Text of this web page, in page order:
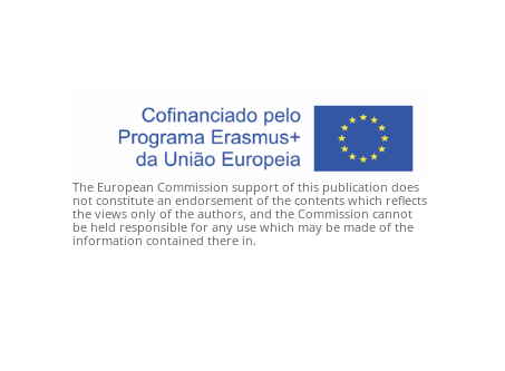
The European Commission support of this publication does
not constitute an endorsement of the contents which reflects
the views only of the authors, and the Commission cannot
be held responsible for any use which may be made of the
information contained there in.